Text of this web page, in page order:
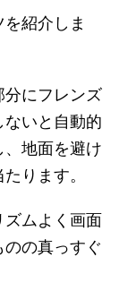
紹介しま
分にフレンズ
いと自動的
地面を避け
ります。
ズムよく画面
の真っすぐ